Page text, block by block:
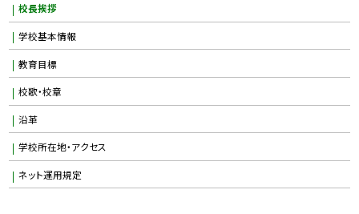
校長挨拶
学校基本情報
教育目標
校歌・校章
沿革
学校所在地・アクセス
ネット運用規定